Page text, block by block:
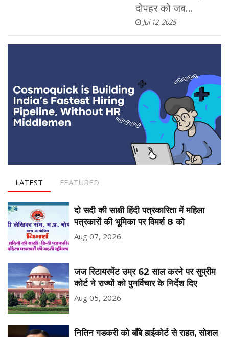
दोपहर को जब...
Jul 12, 2025
LATEST FEATURED
दो सदी की साक्षी हिंदी पत्रकारिता में महिला
पत्रकारों की भूमिका पर विमर्श 8 को
Aug 07, 2026
जज रिटायरमेंट उम्र 62 साल करने पर सुप्रीम
कोर्ट ने राज्यों को पुनर्विचार के निर्देश दिए
Aug 05, 2026
नितिन गडकरी को बॉंबे हाईकोर्ट से राहत, सोशल